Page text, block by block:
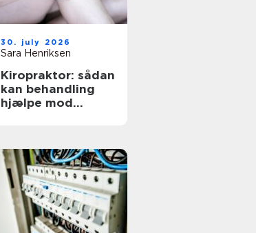
30. july 2026
Sara Henriksen
Kiropraktor: sådan
kan behandling
hjælpe mod